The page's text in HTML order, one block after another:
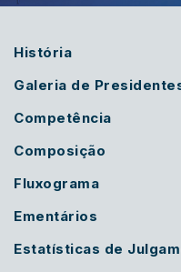
História
Galeria de
Competência
Composição
Fluxograma
Ementários
Estatísticas de